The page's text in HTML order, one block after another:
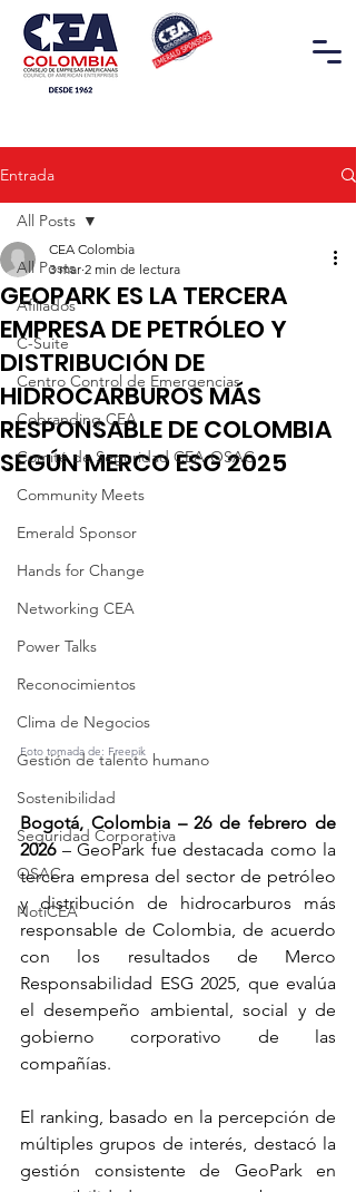
Entrada
All Posts
Afiliados
C-Suite
Centro Control de Emergencias
Cobranding CEA
Comité de Seguridad CEA-OSAC
Community Meets
Emerald Sponsor
Hands for Change
Networking CEA
Power Talks
Reconocimientos
Clima de Negocios
Gestión de talento humano
Sostenibilidad
Seguridad Corporativa
OSAC
NotiCEA
All Posts
GEOPARK ES LA TERCERA
EMPRESA DE PETRÓLEO Y
DISTRIBUCIÓN DE
HIDROCARBUROS MÁS
RESPONSABLE DE COLOMBIA
SEGÚN MERCO ESG 2025
CEA Colombia
3 mar 2 min de lectura
Foto tomada de: Freepik
Bogotá, Colombia – 26 de febrero de
2026 – GeoPark fue destacada como la
tercera empresa del sector de petróleo
y distribución de hidrocarburos más
responsable de Colombia, de acuerdo
con los resultados de Merco
Responsabilidad ESG 2025, que evalúa
el desempeño ambiental, social y de
gobierno corporativo de las
compañías.
El ranking, basado en la percepción de
múltiples grupos de interés, destacó la
gestión consistente de GeoPark en